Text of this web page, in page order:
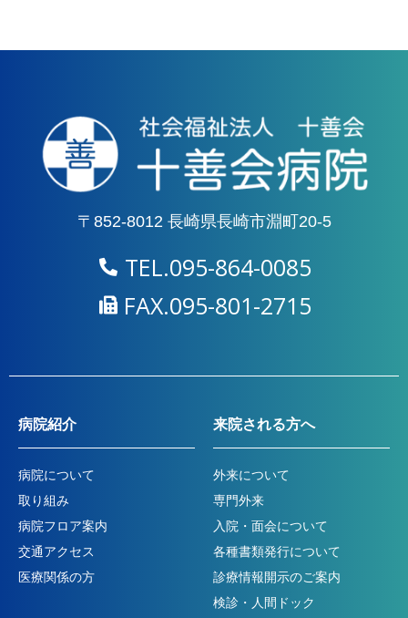
〒852-8012 長崎県長崎市淵町20-5
TEL.095-864-0085
FAX.095-801-2715
病院紹介
病院について
取り組み
病院フロア案内
交通アクセス
医療関係の方
来院される方へ
外来について
専門外来
入院・面会について
各種書類発行について
診療情報開示のご案内
検診・人間ドック